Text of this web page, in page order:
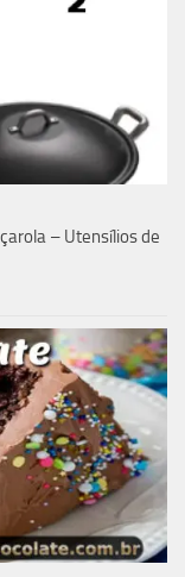
– Utensílios de